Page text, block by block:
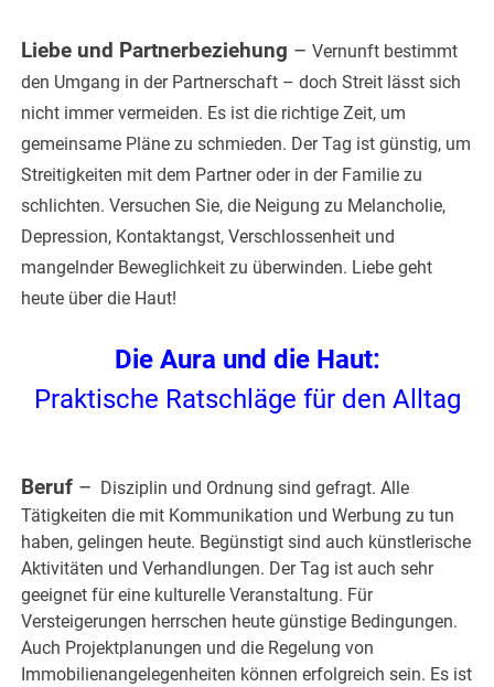
Liebe und Partnerbeziehung –Vernunft bestimmt
den Umgang in der Partnerschaft – doch Streit lässt sich
nicht immer vermeiden. Es ist die richtige Zeit, um
gemeinsame Pläne zu schmieden. Der Tag ist günstig, um
Streitigkeiten mit dem Partner oder in der Familie zu
schlichten. Versuchen Sie, die Neigung zu Melancholie,
Depression, Kontaktangst, Verschlossenheit und
mangelnder Beweglichkeit zu überwinden. Liebe geht
heute über die Haut!
Die Aura und die Haut:
Praktische Ratschläge für den Alltag
Beruf – Disziplin und Ordnung sind gefragt. Alle
Tätigkeiten die mit Kommunikation und Werbung zu tun
haben, gelingen heute. Begünstigt sind auch künstlerische
Aktivitäten und Verhandlungen. Der Tag ist auch sehr
geeignet für eine kulturelle Veranstaltung. Für
Versteigerungen herrschen heute günstige Bedingungen.
Auch Projektplanungen und die Regelung von
Immobilienangelegenheiten können erfolgreich sein. Es ist